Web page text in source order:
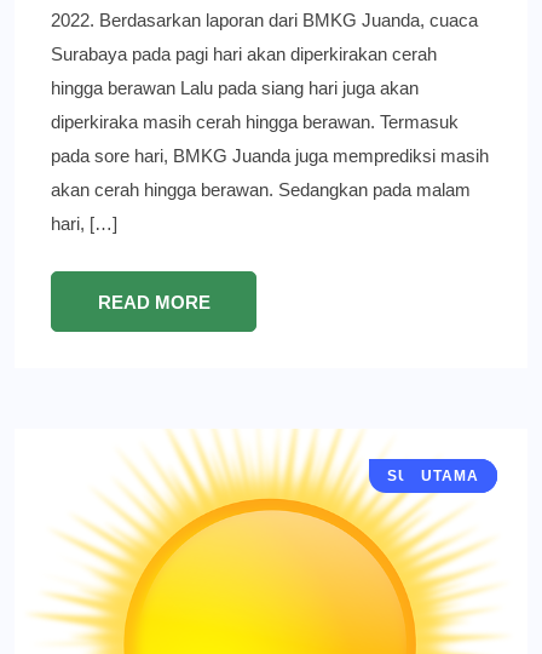
2022. Berdasarkan laporan dari BMKG Juanda, cuaca
Surabaya pada pagi hari akan diperkirakan cerah
hingga berawan Lalu pada siang hari juga akan
diperkiraka masih cerah hingga berawan. Termasuk
pada sore hari, BMKG Juanda juga memprediksi masih
akan cerah hingga berawan. Sedangkan pada malam
hari, […]
READ MORE
BERITA
SURABAYA
UTAMA